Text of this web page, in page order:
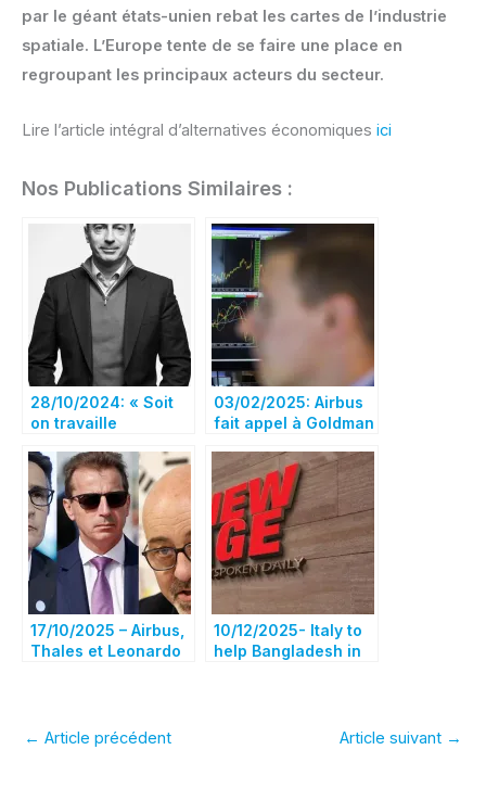
par le géant états-unien rebat les cartes de l’industrie
spatiale. L’Europe tente de se faire une place en
regroupant les principaux acteurs du secteur.
Lire l’article intégral d’alternatives économiques ici
Nos Publications Similaires :
28/10/2024: « Soit
on travaille
meurt », une
conversation avec
Guillaume Faury,
président exécutif
d’Airbus
03/02/2025: Airbus
fait appel à Goldman
la stratégie d’une
nouvelle entreprise
spatiale européenne
– Bloomberg
17/10/2025 – Airbus,
Thales et Leonardo
10/12/2025- Italy to
help Bangladesh in
et Instrumentation
← Article précédent Article suivant →